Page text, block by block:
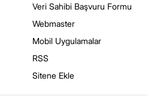
Veri Sahibi Başvuru Formu
Webmaster
Mobil Uygulamalar
RSS
Sitene Ekle